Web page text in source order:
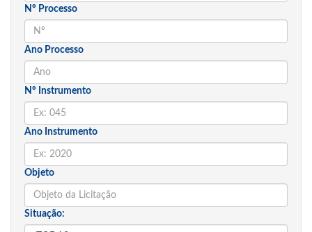
Nº Processo
Ano Processo
Nº Instrumento
Ano Instrumento
Objeto
Situação: